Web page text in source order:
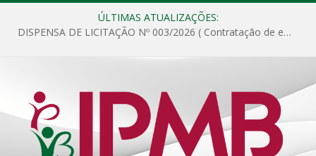
ÚLTIMAS ATUALIZAÇÕES:
DISPENSA DE LICITAÇÃO Nº 003/2026 ( Contratação de empresa para fornecimento de gêneros alimentícios não perecíveis, materiais de expediente, descartáveis, copa e cozinha, para análise e posterior publicação.)